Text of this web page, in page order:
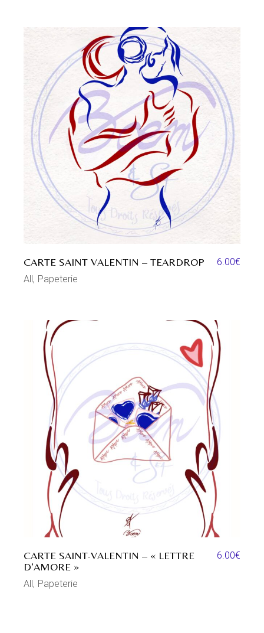
CARTE SAINT VALENTIN – TEARDROP 6.00€
All
Papeterie
CARTE SAINT-VALENTIN – « LETTRE
D’AMORE »
6.00€
All Papeterie